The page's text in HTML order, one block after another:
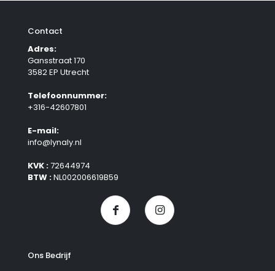
Contact
Adres:
Gansstraat 170
3582 EP Utrecht
Telefoonnummer:
+316-42607801
E-mail:
info@lynaly.nl
KVK :72644974
BTW :NL002006619B59
Ons Bedrijf